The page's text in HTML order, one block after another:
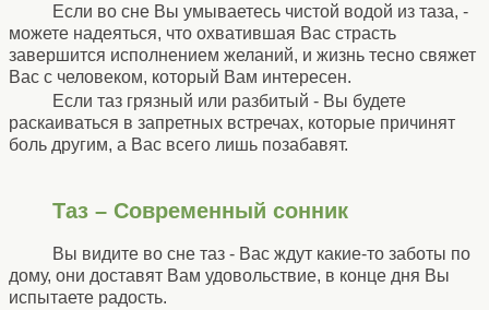
Если во сне Вы умываетесь чистой водой из таза, -
можете надеяться, что охватившая Вас страсть
завершится исполнением желаний, и жизнь тесно свяжет
Вас с человеком, который Вам интересен.
Если таз грязный или разбитый - Вы будете
раскаиваться в запретных встречах, которые причинят
боль другим, а Вас всего лишь позабавят.
Таз – Современный сонник
Вы видите во сне таз - Вас ждут какие-то заботы по
дому, они доставят Вам удовольствие, в конце дня Вы
испытаете радость.